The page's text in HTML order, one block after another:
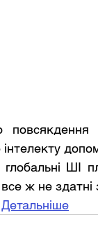
повсякдення
глобальні ШІ
ж не
Детальніше